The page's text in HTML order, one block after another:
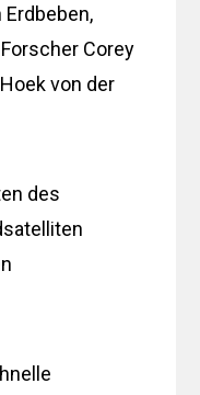
Erdbeben,
Corey
von der
des